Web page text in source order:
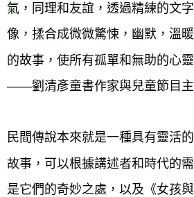
氣，同理和友誼，透過精練的文
像，揉合成微微驚悚，幽默，溫
的故事，使所有孤單和無助的心
——劉清彥童書作家與兒童節目
民間傳說本來就是一種具有靈活
故事，可以根據講述者和時代的
是它們的奇妙之處，以及《女孩